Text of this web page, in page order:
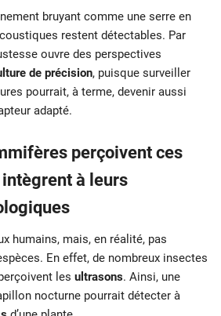
bruyant comme une serre en
restent détectables. Par
ouvre des perspectives
de précision, puisque surveiller
pourrait, à terme, devenir aussi
adapté.
perçoivent ces
à leurs
humains, mais, en réalité, pas
En effet, de nombreux insectes
les ultrasons. Ainsi, une
nocturne pourrait détecter à